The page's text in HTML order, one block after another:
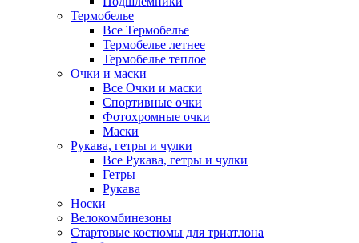
Термобелье
Все Термобелье
Термобелье летнее
Термобелье теплое
Очки и маски
Все Очки и маски
Спортивные очки
Фотохромные очки
Маски
Рукава, гетры и чулки
Все Рукава, гетры и чулки
Гетры
Рукава
Носки
Велокомбинезоны
Стартовые костюмы для триатлона